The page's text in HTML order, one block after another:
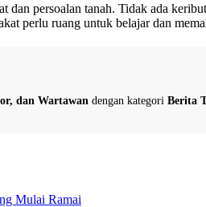
persoalan tanah. Tidak ada
perlu ruang untuk belajar dan
dan Wartawan dengan kategori Berita
Mulai Ramai